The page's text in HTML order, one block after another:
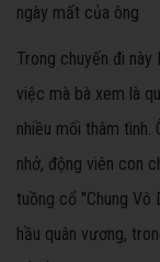
ngày mất của ông
Trong chuyến đi
việc mà bà xem là
nhiều mối thâm tình.
nhở, động viên con
tuồng cổ "Chung Vô
hầu quân vương,